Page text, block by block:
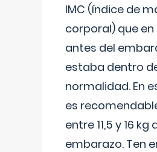
IMC (índice de
corporal) que
antes del
estaba dentro
normalidad. En
es
entre 11,5 y 16 kg
embarazo. Ten